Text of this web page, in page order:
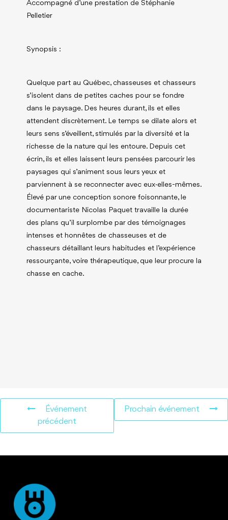
Accompagné d’une prestation de Stéphanie
Pelletier
Synopsis :
Quelque part au Québec, chasseuses et chasseurs
s’isolent dans de petites caches pour se fondre
dans le paysage. Des heures durant, ils et elles
attendent discrètement. Le temps se dilate alors et
leurs sens s’éveillent, stimulés par la diversité et la
richesse de la nature qui les entoure. Depuis cet
écrin, ils et elles laissent leurs pensées parcourir les
paysages qui s’animent sous leurs yeux et
parviennent à se reconnecter avec eux·elles-mêmes.
Élevé par une conception sonore foisonnante, le
documentariste Nicolas Paquet travaille la durée
des plans qu’il surplombe par des témoignages
intenses et honnêtes de chasseuses et de
chasseurs détaillant leurs habitudes et l’expérience
ressourçante, voire thérapeutique, que leur procure la
chasse en cache.
Événement
précédent
Prochain événement